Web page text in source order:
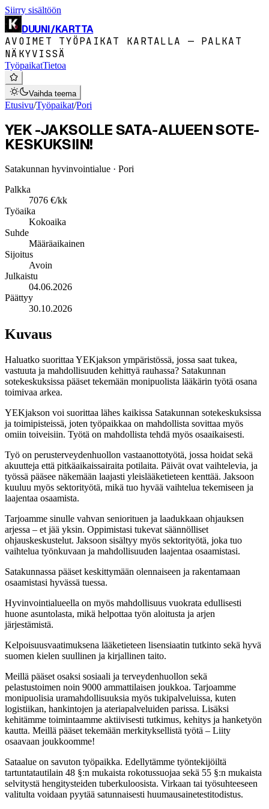
Siirry sisältöön
DUUNI/KARTTA
AVOIMET TYÖPAIKAT KARTALLA — PALKAT
NÄKYVISSÄ
TyöpaikatTietoa
Vaihda teema
Etusivu/Työpaikat/Pori
YEK -JAKSOLLE SATA-ALUEEN SOTE-
KESKUKSIIN!
Satakunnan hyvinvointialue · Pori
Palkka
7076 €/kk
Työaika
Kokoaika
Suhde
Määräaikainen
Sijoitus
Avoin
Julkaistu
04.06.2026
Päättyy
30.10.2026
Kuvaus
Haluatko suorittaa YEKjakson ympäristössä, jossa saat tukea,
vastuuta ja mahdollisuuden kehittyä rauhassa? Satakunnan
sotekeskuksissa pääset tekemään monipuolista lääkärin työtä osana
toimivaa arkea.
YEKjakson voi suorittaa lähes kaikissa Satakunnan sotekeskuksissa
ja toimipisteissä, joten työpaikkaa on mahdollista sovittaa myös
omiin toiveisiin. Työtä on mahdollista tehdä myös osaaikaisesti.
Työ on perusterveydenhuollon vastaanottotyötä, jossa hoidat sekä
akuutteja että pitkäaikaissairaita potilaita. Päivät ovat vaihtelevia, ja
työssä pääsee näkemään laajasti yleislääketieteen kenttää. Jaksoon
kuuluu myös sektorityötä, mikä tuo hyvää vaihtelua tekemiseen ja
laajentaa osaamista.
Tarjoamme sinulle vahvan seniorituen ja laadukkaan ohjauksen
arjessa – et jää yksin. Oppimistasi tukevat säännölliset
ohjauskeskustelut. Jaksoon sisältyy myös sektorityötä, joka tuo
vaihtelua työnkuvaan ja mahdollisuuden laajentaa osaamistasi.
Satakunnassa pääset keskittymään olennaiseen ja rakentamaan
osaamistasi hyvässä tuessa.
Hyvinvointialueella on myös mahdollisuus vuokrata edullisesti
huone asuntolasta, mikä helpottaa työn aloitusta ja arjen
järjestämistä.
Kelpoisuusvaatimuksena lääketieteen lisensiaatin tutkinto sekä hyvä
suomen kielen suullinen ja kirjallinen taito.
Meillä pääset osaksi sosiaali ja terveydenhuollon sekä
pelastustoimen noin 9000 ammattilaisen joukkoa. Tarjoamme
monipuolisia uramahdollisuuksia myös tukipalveluissa, kuten
logistiikan, hankintojen ja ateriapalveluiden parissa. Lisäksi
kehitämme toimintaamme aktiivisesti tutkimus, kehitys ja hanketyön
kautta. Meillä pääset tekemään merkityksellistä työtä – Liity
osaavaan joukkoomme!
Sataalue on savuton työpaikka. Edellytämme työntekijöiltä
tartuntatautilain 48 §:n mukaista rokotussuojaa sekä 55 §:n mukaista
selvitystä hengitysteiden tuberkuloosista. Virkaan tai työsuhteeseen
valitulta voidaan pyytää satunnaisesti huumausainetestitodistus.